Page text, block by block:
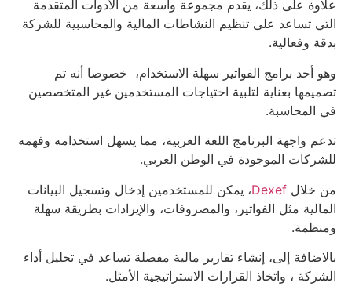
علاوة على ذلك، يقدم مجموعة واسعة من الأدوات المتقدمة
التي تساعد على تنظيم النشاطات المالية والمحاسبية للشركة
بدقة وفعالية.
وهو أحد برامج الفواتير سهلة الاستخدام، خصوصا أنه تم
تصميمها بعناية لتلبية احتياجات المستخدمين غير المتخصصين
في المحاسبة.
تدعم واجهة البرنامج اللغة العربية، مما يسهل استخدامه وفهمه
للشركات الموجودة في الوطن العربي.
من خلالDexef
، يمكن للمستخدمين إدخال وتسجيل البيانات
المالية مثل الفواتير، والمصروفات، والإيرادات بطريقة سهلة
ومنظمة.
بالاضافة إلى، إنشاء تقارير مالية مفصلة تساعد في تحليل أداء
الشركة ، واتخاذ القرارات الاستراتيجية الأمثل.